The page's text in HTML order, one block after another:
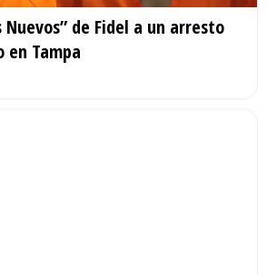
Nuevos” de Fidel a un arresto
en Tampa